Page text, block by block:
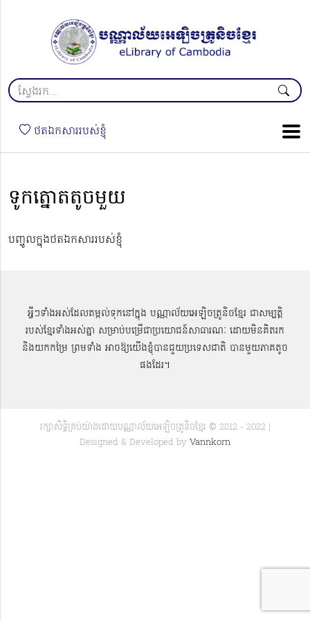
ថតឯកសាររបស់ខ្ញុំ
ទូកត្នោតតូចមួយ
បញ្ចូលក្នុងថតឯកសាររបស់ខ្ញុំ
អ្វីៗទាំងអស់ដែលតម្កល់ទុកនៅក្នុង បណ្ណាល័យអេឡិចត្រូនិចខ្មែរ ជាសម្បតិ្ត
របស់ខ្មែរទាំងអស់គ្នា សម្រាប់បម្រើជាប្រយោជន៍សាធារណៈ ដោយមិនគិតរក
និងយកកម្រៃ ព្រមទាំង អាចឱ្យយើងខ្ញុំបានជួយប្រទេសជាតិ បានមួយភាគតូច
ផងដែរ។
រក្សាសិទ្ធិគ្រប់យ៉ាងដោយបណ្ណាល័យអេឡិចត្រូនិចខ្មែរ © 2012 - 2022 |
Designed & Developed by Vannkorn